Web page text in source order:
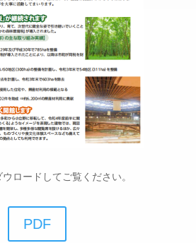
ロードしてご覧ください。
PDF